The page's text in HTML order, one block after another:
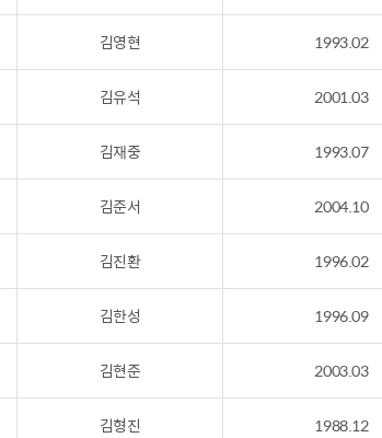
김영현 1993.02
김유석 2001.03
김재중 1993.07
김준서 2004.10
김진환 1996.02
김한성 1996.09
김현준 2003.03
김형진 1988.12